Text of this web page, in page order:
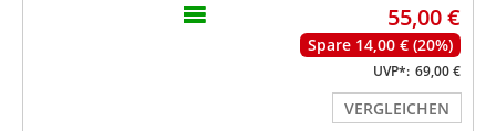
55,00 €
Spare 14,00 € (20%)
UVP*: 69,00 €
VERGLEICHEN